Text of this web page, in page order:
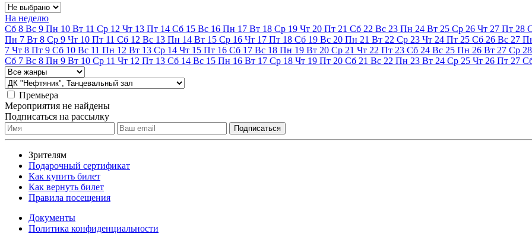
На неделю
Сб 8 Вс 9 Пн 10 Вт 11 Ср 12 Чт 13 Пт 14 Сб 15 Вс 16 Пн 17 Вт 18 Ср 19 Чт 20 Пт 21 Сб 22 Вс 23 Пн 24 Вт 25 Ср 26 Чт 27 Пт 28
Пн 7 Вт 8 Ср 9 Чт 10 Пт 11 Сб 12 Вс 13 Пн 14 Вт 15 Ср 16 Чт 17 Пт 18 Сб 19 Вс 20 Пн 21 Вт 22 Ср 23 Чт 24 Пт 25 Сб 26 Вс 27
7 Чт 8 Пт 9 Сб 10 Вс 11 Пн 12 Вт 13 Ср 14 Чт 15 Пт 16 Сб 17 Вс 18 Пн 19 Вт 20 Ср 21 Чт 22 Пт 23 Сб 24 Вс 25 Пн 26 Вт 27 Ср 28
Сб 7 Вс 8 Пн 9 Вт 10 Ср 11 Чт 12 Пт 13 Сб 14 Вс 15 Пн 16 Вт 17 Ср 18 Чт 19 Пт 20 Сб 21 Вс 22 Пн 23 Вт 24 Ср 25 Чт 26 Пт 27
Премьера
Мероприятия не найдены
Подписаться на рассылку
Зрителям
Подарочный сертификат
Как купить билет
Как вернуть билет
Правила посещения
Документы
Политика конфиденциальности